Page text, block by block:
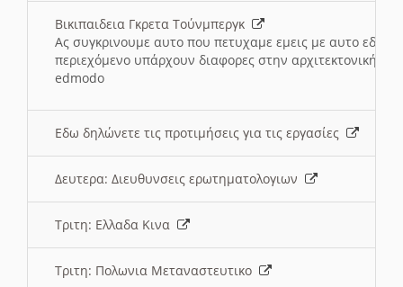
Βικιπαιδεια Γκρετα Τούνμπεργκ
Ας συγκρινουμε αυτο που πετυχαμε εμεις με αυτο εδω
περιεχόμενο υπάρχουν διαφορες στην αρχιτεκτονική
edmodo
Εδω δηλώνετε τις προτιμήσεις για τις εργασίες
Δευτερα: Διευθυνσεις ερωτηματολογιων
Τριτη: Ελλαδα Κινα
Τριτη: Πολωνια Μεταναστευτικο